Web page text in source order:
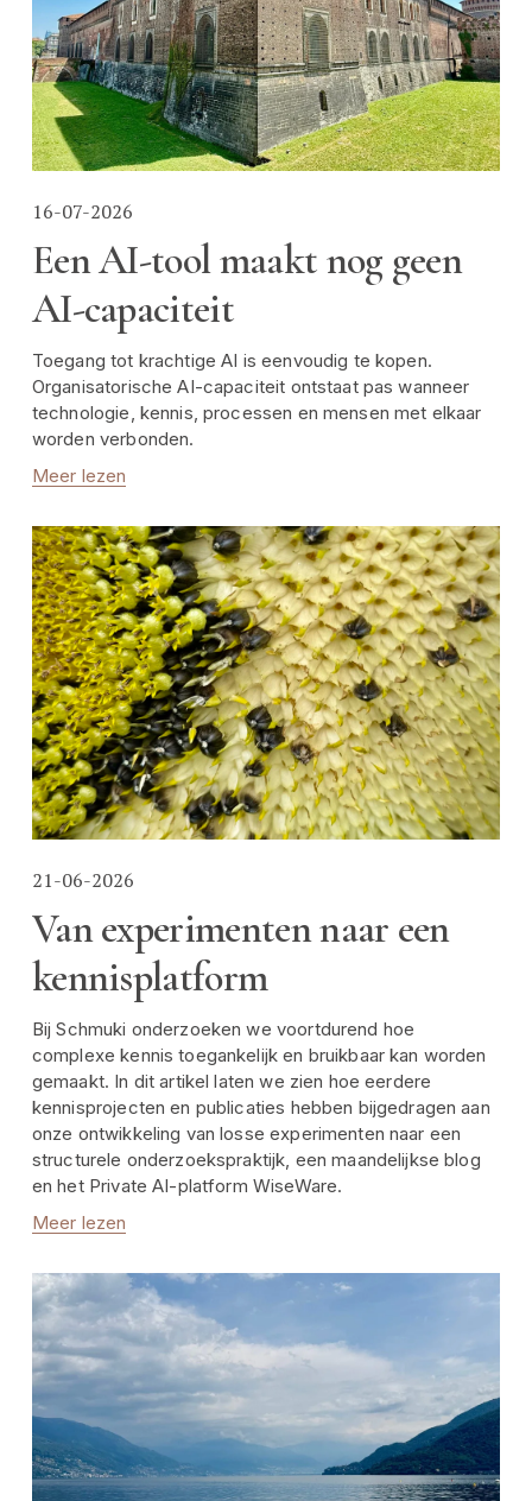
16-07-2026
Een AI-tool maakt nog geen
AI-capaciteit
Toegang tot krachtige AI is eenvoudig te kopen.
Organisatorische AI-capaciteit ontstaat pas wanneer
technologie, kennis, processen en mensen met elkaar
worden verbonden.
Meer lezen
21-06-2026
Van experimenten naar een
kennisplatform
Bij Schmuki onderzoeken we voortdurend hoe
complexe kennis toegankelijk en bruikbaar kan worden
gemaakt. In dit artikel laten we zien hoe eerdere
kennisprojecten en publicaties hebben bijgedragen aan
onze ontwikkeling van losse experimenten naar een
structurele onderzoekspraktijk, een maandelijkse blog
en het Private AI-platform WiseWare.
Meer lezen